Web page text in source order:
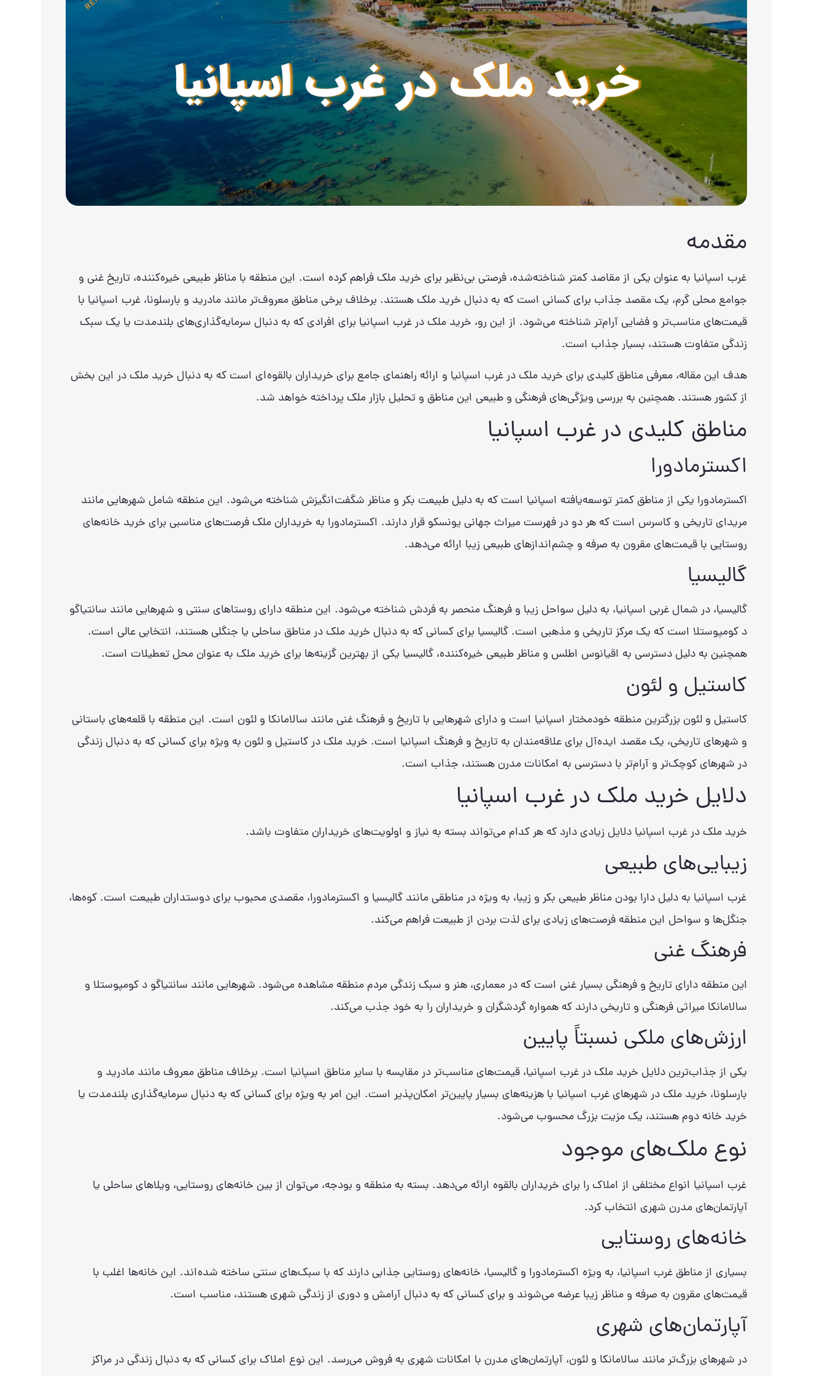
مقدمه
غرب اسپانیا به عنوان یکی از مقاصد کمتر شناخته‌شده، فرصتی بی‌نظیر برای خرید ملک فراهم کرده است. این منطقه با مناظر طبیعی خیره‌کننده، تاریخ غنی و
جوامع محلی گرم، یک مقصد جذاب برای کسانی است که به دنبال خرید ملک هستند. برخلاف برخی مناطق معروف‌تر مانند مادرید و بارسلونا، غرب اسپانیا با
قیمت‌های مناسب‌تر و فضایی آرام‌تر شناخته می‌شود. از این رو، خرید ملک در غرب اسپانیا برای افرادی که به دنبال سرمایه‌گذاری‌های بلندمدت یا یک سبک
زندگی متفاوت هستند، بسیار جذاب است.
هدف این مقاله، معرفی مناطق کلیدی برای خرید ملک در غرب اسپانیا و ارائه راهنمای جامع برای خریداران بالقوه‌ای است که به دنبال خرید ملک در این بخش
از کشور هستند. همچنین به بررسی ویژگی‌های فرهنگی و طبیعی این مناطق و تحلیل بازار ملک پرداخته خواهد شد.
مناطق کلیدی در غرب اسپانیا
اکسترمادورا
اکسترمادورا یکی از مناطق کمتر توسعه‌یافته اسپانیا است که به دلیل طبیعت بکر و مناظر شگفت‌انگیزش شناخته می‌شود. این منطقه شامل شهرهایی مانند
مریدای تاریخی و کاسرس است که هر دو در فهرست میراث جهانی یونسکو قرار دارند. اکسترمادورا به خریداران ملک فرصت‌های مناسبی برای خرید خانه‌های
روستایی با قیمت‌های مقرون به صرفه و چشم‌اندازهای طبیعی زیبا ارائه می‌دهد.
گالیسیا
گالیسیا، در شمال غربی اسپانیا، به دلیل سواحل زیبا و فرهنگ منحصر به فردش شناخته می‌شود. این منطقه دارای روستاهای سنتی و شهرهایی مانند سانتیاگو
د کومپوستلا است که یک مرکز تاریخی و مذهبی است. گالیسیا برای کسانی که به دنبال خرید ملک در مناطق ساحلی یا جنگلی هستند، انتخابی عالی است.
همچنین به دلیل دسترسی به اقیانوس اطلس و مناظر طبیعی خیره‌کننده، گالیسیا یکی از بهترین گزینه‌ها برای خرید ملک به عنوان محل تعطیلات است.
کاستیل و لئون
کاستیل و لئون بزرگترین منطقه خودمختار اسپانیا است و دارای شهرهایی با تاریخ و فرهنگ غنی مانند سالامانکا و لئون است. این منطقه با قلعه‌های باستانی
و شهرهای تاریخی، یک مقصد ایده‌آل برای علاقه‌مندان به تاریخ و فرهنگ اسپانیا است. خرید ملک در کاستیل و لئون به ویژه برای کسانی که به دنبال زندگی
در شهرهای کوچک‌تر و آرام‌تر با دسترسی به امکانات مدرن هستند، جذاب است.
دلایل خرید ملک در غرب اسپانیا
خرید ملک در غرب اسپانیا دلایل زیادی دارد که هر کدام می‌تواند بسته به نیاز و اولویت‌های خریداران متفاوت باشد.
زیبایی‌های طبیعی
غرب اسپانیا به دلیل دارا بودن مناظر طبیعی بکر و زیبا، به ویژه در مناطقی مانند گالیسیا و اکسترمادورا، مقصدی محبوب برای دوستداران طبیعت است. کوه‌ها،
جنگل‌ها و سواحل این منطقه فرصت‌های زیادی برای لذت بردن از طبیعت فراهم می‌کند.
فرهنگ غنی
این منطقه دارای تاریخ و فرهنگی بسیار غنی است که در معماری، هنر و سبک زندگی مردم منطقه مشاهده می‌شود. شهرهایی مانند سانتیاگو د کومپوستلا و
سالامانکا میراثی فرهنگی و تاریخی دارند که همواره گردشگران و خریداران را به خود جذب می‌کند.
ارزش‌های ملکی نسبتاً پایین
یکی از جذاب‌ترین دلایل خرید ملک در غرب اسپانیا، قیمت‌های مناسب‌تر در مقایسه با سایر مناطق اسپانیا است. برخلاف مناطق معروف مانند مادرید و
بارسلونا، خرید ملک در شهرهای غرب اسپانیا با هزینه‌های بسیار پایین‌تر امکان‌پذیر است. این امر به ویژه برای کسانی که به دنبال سرمایه‌گذاری بلندمدت یا
خرید خانه دوم هستند، یک مزیت بزرگ محسوب می‌شود.
نوع ملک‌های موجود
غرب اسپانیا انواع مختلفی از املاک را برای خریداران بالقوه ارائه می‌دهد. بسته به منطقه و بودجه، می‌توان از بین خانه‌های روستایی، ویلاهای ساحلی یا
آپارتمان‌های مدرن شهری انتخاب کرد.
خانه‌های روستایی
بسیاری از مناطق غرب اسپانیا، به ویژه اکسترمادورا و گالیسیا، خانه‌های روستایی جذابی دارند که با سبک‌های سنتی ساخته شده‌اند. این خانه‌ها اغلب با
قیمت‌های مقرون به صرفه و مناظر زیبا عرضه می‌شوند و برای کسانی که به دنبال آرامش و دوری از زندگی شهری هستند، مناسب است.
آپارتمان‌های شهری
در شهرهای بزرگ‌تر مانند سالامانکا و لئون، آپارتمان‌های مدرن با امکانات شهری به فروش می‌رسد. این نوع املاک برای کسانی که به دنبال زندگی در مراکز